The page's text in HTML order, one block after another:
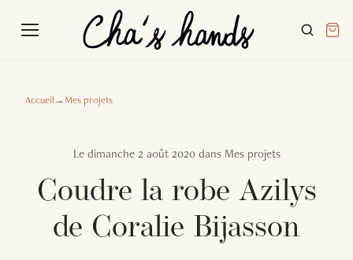
Accueil→Mes projets
Le dimanche 2 août 2020dans Mes projets
Coudre la robe Azilys
de Coralie Bijasson